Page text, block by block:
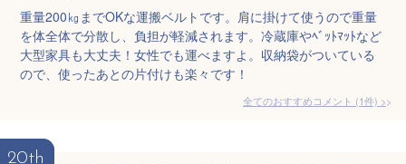
重量200㎏までOKな運搬ベルトです。肩に掛けて使うので重量
を体全体で分散し、負担が軽減されます。冷蔵庫やﾍﾞｯﾄﾏｯﾄなど
大型家具も大丈夫！女性でも運べますよ。収納袋がついている
ので、使ったあとの片付けも楽々です！
全てのおすすめコメント (1件) >
20th